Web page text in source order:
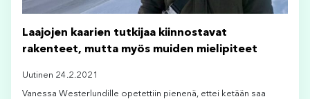
Laajojen kaarien tutkijaa kiinnostavat
rakenteet, mutta myös muiden mielipiteet
Uutinen 24.2.2021
Vanessa Westerlundille opetettiin pienenä, ettei ketään saa